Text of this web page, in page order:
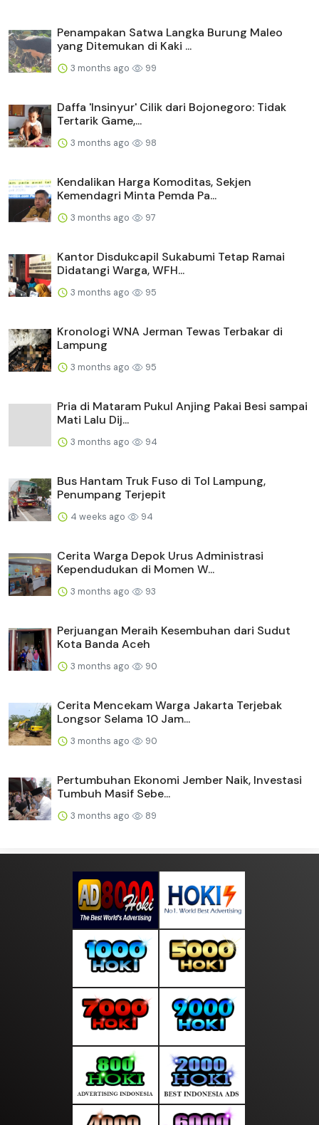
Penampakan Satwa Langka Burung Maleo
yang Ditemukan di Kaki ...
3 months ago 99
Daffa 'Insinyur' Cilik dari Bojonegoro: Tidak
Tertarik Game,...
3 months ago 98
Kendalikan Harga Komoditas, Sekjen
Kemendagri Minta Pemda Pa...
3 months ago 97
Kantor Disdukcapil Sukabumi Tetap Ramai
Didatangi Warga, WFH...
3 months ago 95
Kronologi WNA Jerman Tewas Terbakar di
Lampung
3 months ago 95
Pria di Mataram Pukul Anjing Pakai Besi sampai
Mati Lalu Dij...
3 months ago 94
Bus Hantam Truk Fuso di Tol Lampung,
Penumpang Terjepit
4 weeks ago 94
Cerita Warga Depok Urus Administrasi
Kependudukan di Momen W...
3 months ago 93
Perjuangan Meraih Kesembuhan dari Sudut
Kota Banda Aceh
3 months ago 90
Cerita Mencekam Warga Jakarta Terjebak
Longsor Selama 10 Jam...
3 months ago 90
Pertumbuhan Ekonomi Jember Naik, Investasi
Tumbuh Masif Sebe...
3 months ago 89